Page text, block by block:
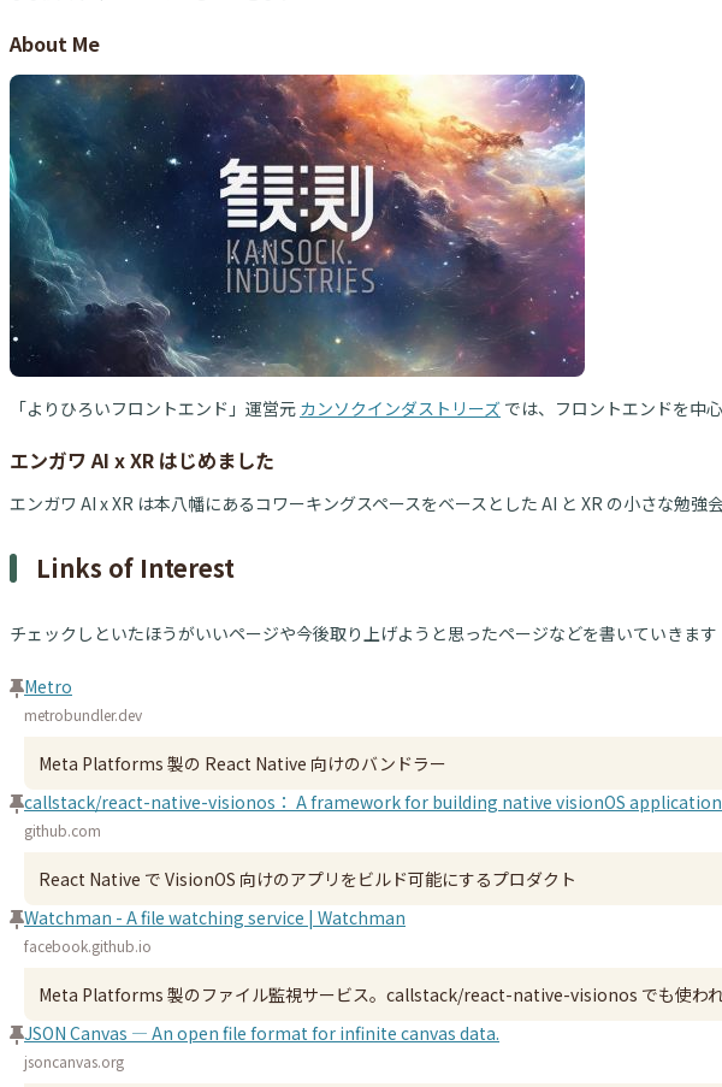
About Me
「よりひろいフロントエンド」運営元 カンソクインダストリーズ では、フロントエンドを中
エンガワ AI x XR はじめました
エンガワ AI x XR は本八幡にあるコワーキングスペースをベースとした AI と XR の小さな勉強会
Links of Interest
チェックしといたほうがいいページや今後取り上げようと思ったページなどを書いていきます
Metro
metrobundler.dev
Meta Platforms 製の React Native 向けのバンドラー
callstack/react-native-visionos： A framework for building native visionOS
github.com
React Native で VisionOS 向けのアプリをビルド可能にするプロダクト
Watchman - A file watching service | Watchman
facebook.github.io
Meta Platforms 製のファイル監視サービス。callstack/react-native-visionos でも使われ
JSON Canvas — An open file format for infinite canvas data.
jsoncanvas.org